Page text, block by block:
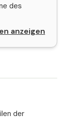
des
anzeigen
der